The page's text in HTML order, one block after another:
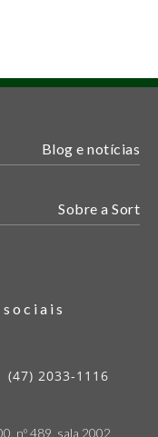
Blog e notícias
Sobre a Sort
sociais
(47) 2033-1116
nº 489, sala 2002